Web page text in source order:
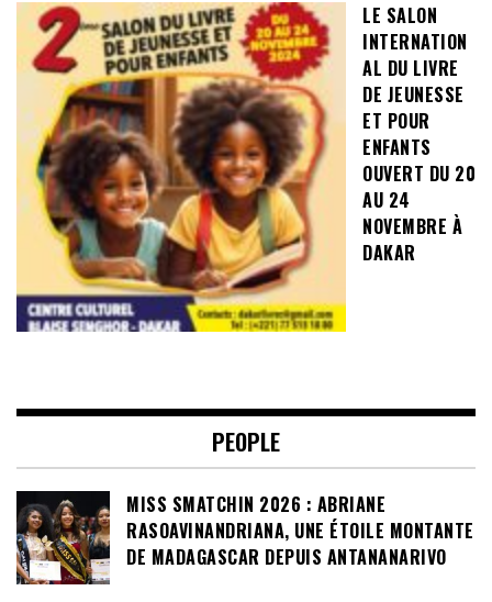
LE SALON
INTERNATION
AL DU LIVRE
DE JEUNESSE
ET POUR
ENFANTS
OUVERT DU 20
AU 24
NOVEMBRE À
DAKAR
PEOPLE
MISS SMATCHIN 2026 : ABRIANE
RASOAVINANDRIANA, UNE ÉTOILE MONTANTE
DE MADAGASCAR DEPUIS ANTANANARIVO